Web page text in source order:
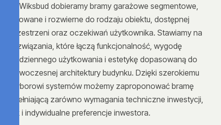
W Wiksbud dobieramy bramy garażowe segmentowe,
rolowane i rozwierne do rodzaju obiektu, dostępnej
przestrzeni oraz oczekiwań użytkownika. Stawiamy na
rozwiązania, które łączą funkcjonalność, wygodę
codziennego użytkowania i estetykę dopasowaną do
nowoczesnej architektury budynku. Dzięki szerokiemu
wyborowi systemów możemy zaproponować bramę
spełniającą zarówno wymagania techniczne inwestycji,
jak i indywidualne preferencje inwestora.